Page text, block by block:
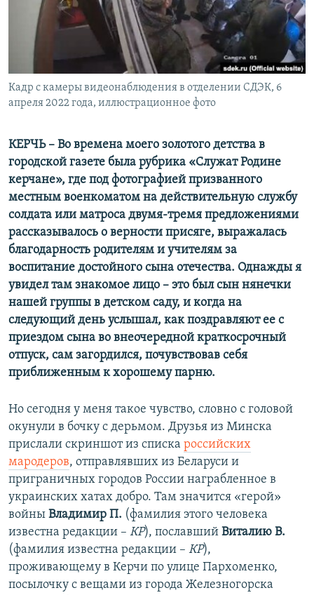
ПОБЕДИТЕЛЕЙ НЕ СУДЯТ?
КРЫМ.НЕПОКОРЕННЫЙ
УКРАИНСКАЯ ПРОБЛЕМА КРЫМА
ПРИСОЕДИНЯЙТЕСЬ!
Все сайты RFE/RL
Кадр с камеры видеонаблюдения в отделении СДЭК, 6
апреля 2022 года, иллюстрационное фото
КЕРЧЬ – Во времена моего золотого детства в
городской газете была рубрика «Служат Родине
керчане», где под фотографией призванного
местным военкоматом на действительную службу
солдата или матроса двумя-тремя предложениями
рассказывалось о верности присяге, выражалась
благодарность родителям и учителям за
воспитание достойного сына отечества. Однажды я
увидел там знакомое лицо – это был сын нянечки
нашей группы в детском саду, и когда на
следующий день услышал, как поздравляют ее с
приездом сына во внеочередной краткосрочный
отпуск, сам загордился, почувствовав себя
приближенным к хорошему парню.
Но сегодня у меня такое чувство, словно с головой
окунули в бочку с дерьмом. Друзья из Минска
прислали скриншот из списка российских
мародеров, отправлявших из Беларуси и
приграничных городов России награбленное в
украинских хатах добро. Там значится «герой»
войны Владимир П. (фамилия этого человека
известна редакции – КР), пославший Виталию В.
(фамилия известна редакции – КР),
проживающему в Керчи по улице Пархоменко,
посылочку с вещами из города Железногорска